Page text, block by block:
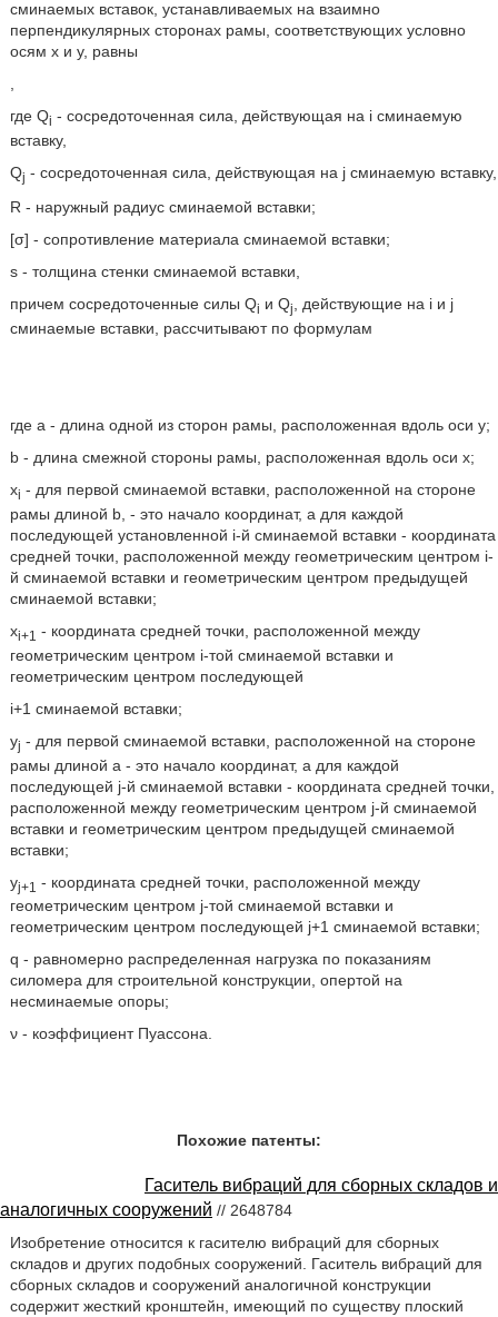
сминаемых вставок, устанавливаемых на взаимно
перпендикулярных сторонах рамы, соответствующих условно
осям х и y, равны
где Qi - сосредоточенная сила, действующая на i сминаемую
вставку,
Qj - сосредоточенная сила, действующая на j сминаемую вставку,
R - наружный радиус сминаемой вставки;
[σ] - сопротивление материала сминаемой вставки;
s - толщина стенки сминаемой вставки,
причем сосредоточенные силы Qi и Qj, действующие на i и j
сминаемые вставки, рассчитывают по формулам
где а - длина одной из сторон рамы, расположенная вдоль оси y;
b - длина смежной стороны рамы, расположенная вдоль оси х;
xi - для первой сминаемой вставки, расположенной на стороне
рамы длиной b, - это начало координат, а для каждой
последующей установленной i-й сминаемой вставки - координата
средней точки, расположенной между геометрическим центром i-
й сминаемой вставки и геометрическим центром предыдущей
сминаемой вставки;
xi+1 - координата средней точки, расположенной между
геометрическим центром i-той сминаемой вставки и
геометрическим центром последующей
i+1 сминаемой вставки;
yj - для первой сминаемой вставки, расположенной на стороне
рамы длиной а - это начало координат, а для каждой
последующей j-й сминаемой вставки - координата средней точки,
расположенной между геометрическим центром j-й сминаемой
вставки и геометрическим центром предыдущей сминаемой
вставки;
yj+1 - координата средней точки, расположенной между
геометрическим центром j-той сминаемой вставки и
геометрическим центром последующей j+1 сминаемой вставки;
q - равномерно распределенная нагрузка по показаниям
силомера для строительной конструкции, опертой на
несминаемые опоры;
ν - коэффициент Пуассона.
Похожие патенты:
Гаситель вибраций для сборных складов и
аналогичных сооружений // 2648784
Изобретение относится к гасителю вибраций для сборных
складов и других подобных сооружений. Гаситель вибраций для
сборных складов и сооружений аналогичной конструкции
содержит жесткий кронштейн, имеющий по существу плоский